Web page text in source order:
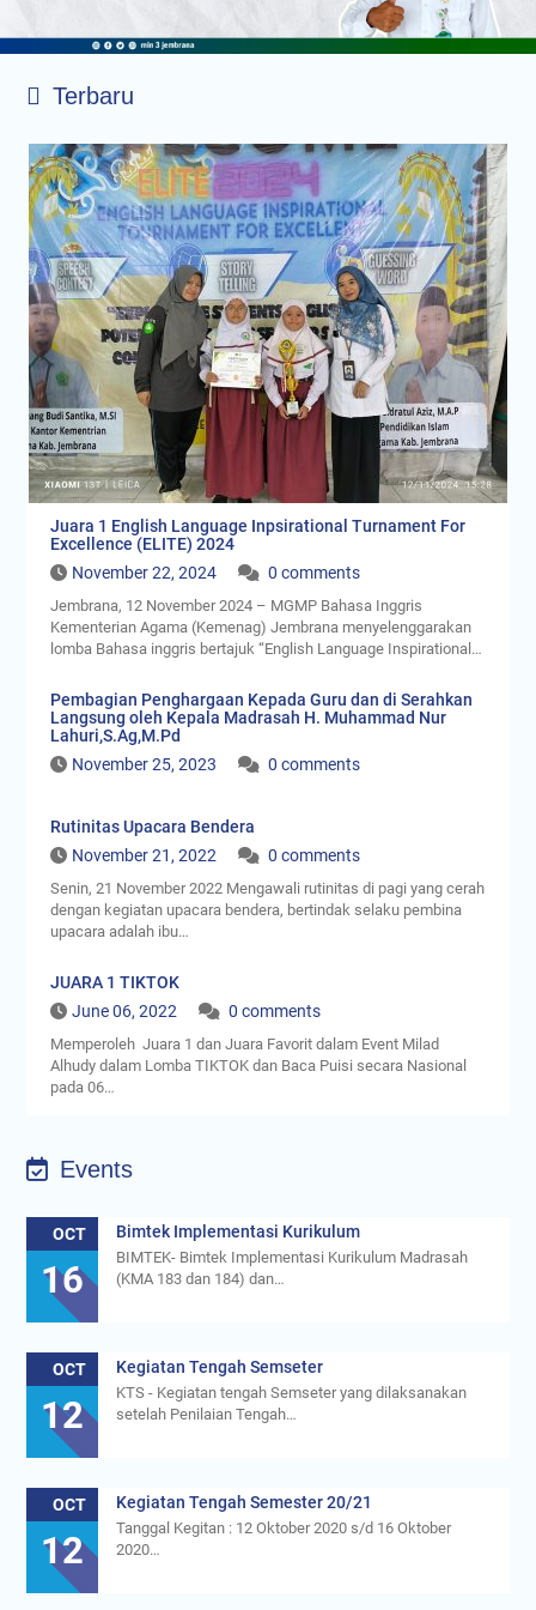
Terbaru
Juara 1 English Language Inpsirational Turnament For
Excellence (ELITE) 2024
November 22, 2024
0 comments
Jembrana, 12 November 2024 – MGMP Bahasa Inggris
Kementerian Agama (Kemenag) Jembrana menyelenggarakan
lomba Bahasa inggris bertajuk “English Language Inspirational…
Pembagian Penghargaan Kepada Guru dan di Serahkan
Langsung oleh Kepala Madrasah H. Muhammad Nur
Lahuri,S.Ag,M.Pd
November 25, 2023
0 comments
Rutinitas Upacara Bendera
November 21, 2022
0 comments
Senin, 21 November 2022 Mengawali rutinitas di pagi yang cerah
dengan kegiatan upacara bendera, bertindak selaku pembina
upacara adalah ibu…
JUARA 1 TIKTOK
June 06, 2022
0 comments
Memperoleh Juara 1 dan Juara Favorit dalam Event Milad
Alhudy dalam Lomba TIKTOK dan Baca Puisi secara Nasional
pada 06…
Events
OCT
16
Bimtek Implementasi Kurikulum
BIMTEK- Bimtek Implementasi Kurikulum Madrasah
(KMA 183 dan 184) dan…
OCT
12
Kegiatan Tengah Semseter
KTS - Kegiatan tengah Semseter yang dilaksanakan
setelah Penilaian Tengah…
OCT
12
Kegiatan Tengah Semester 20/21
Tanggal Kegitan : 12 Oktober 2020 s/d 16 Oktober
2020…